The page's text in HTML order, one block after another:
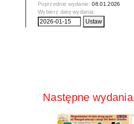
Poprzednie wydanie:08.01.2026
Wybierz datę wydania:
Następne wydania